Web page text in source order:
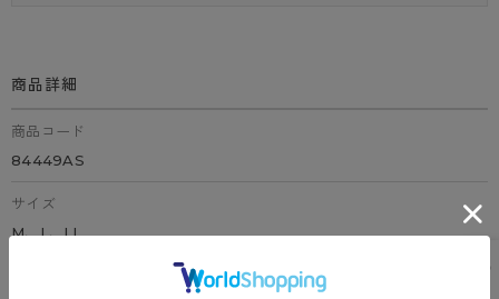
商品詳細
商品コード
84449AS
サイズ
M、L、LL